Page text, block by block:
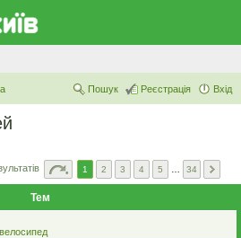
Вхід
Реєстрація
Пошук
1 2 3 4 5 34
Тем